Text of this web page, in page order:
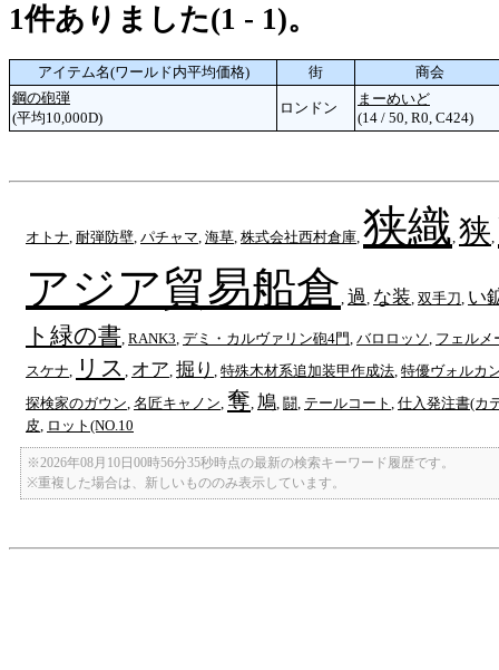
1件ありました(1 - 1)。
アイテム名(ワールド内平均価格) 街
商会
鋼の砲弾
(平均10,000D)
ロンドン
まーめいど
(14 / 50, R0, C424)
オトナ 耐弾防壁 パチャマ 海草 株式会社西村倉庫 狭織 狭
アジア貿易船倉 過 な装 双手刀 い
ト緑の書 RANK3 デミ・カルヴァリン砲4門 バロロッソ フェルメ
スケナ
リス オア 掘り 特殊木材系追加装甲作成法 特優ヴォルカ
探検家のガウン 名匠キャノン 奪 鳩 闘 テールコート 仕入発注書(カ
皮 ロット(NO.10
※2026年08月10日00時56分35秒時点の最新の検索キーワード履歴です。
※重複した場合は、新しいもののみ表示しています。